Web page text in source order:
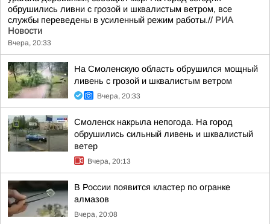
обрушились ливни с грозой и шквалистым ветром, все
службы переведены в усиленный режим работы.// РИА
Новости
Вчера, 20:33
На Смоленскую область обрушился мощный
ливень с грозой и шквалистым ветром
Вчера, 20:33
Смоленск накрыла непогода. На город
обрушились сильный ливень и шквалистый
ветер
Вчера, 20:13
В России появится кластер по огранке
алмазов
Вчера, 20:08